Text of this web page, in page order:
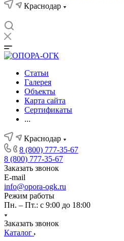
Краснодар
Статьи
Галерея
Объекты
Карта сайта
Сертификаты
...
Краснодар
8 (800) 777-35-67
8 (800) 777-35-67
Заказать звонок
E-mail
info@opora-ogk.ru
Режим работы
Пн. – Пт.: с 9:00 до 18:00
Заказать звонок
Каталог